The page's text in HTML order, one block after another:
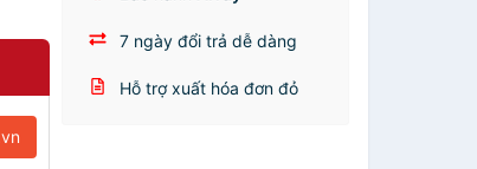
7 ngày đổi trả dễ dàng
Hỗ trợ xuất hóa đơn đỏ